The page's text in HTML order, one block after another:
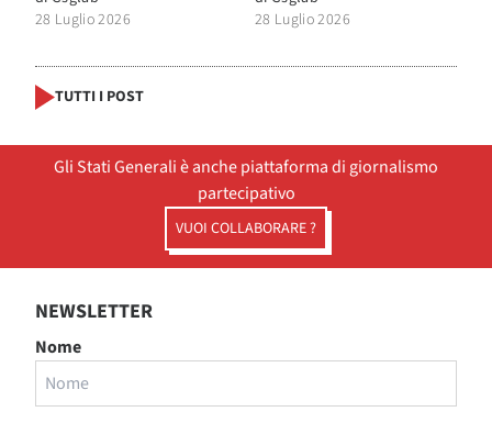
28 Luglio 2026
28 Luglio 2026
TUTTI I POST
Gli Stati Generali è anche piattaforma di giornalismo
partecipativo
VUOI COLLABORARE ?
NEWSLETTER
Nome